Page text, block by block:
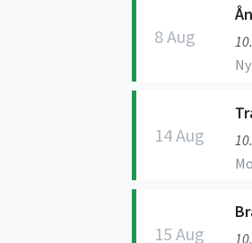
8 Aug
14 Aug
15 Aug